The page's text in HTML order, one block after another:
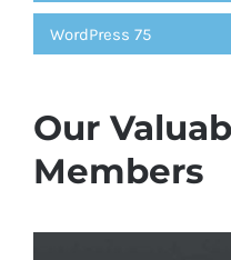
WordPress 75
Our
Members